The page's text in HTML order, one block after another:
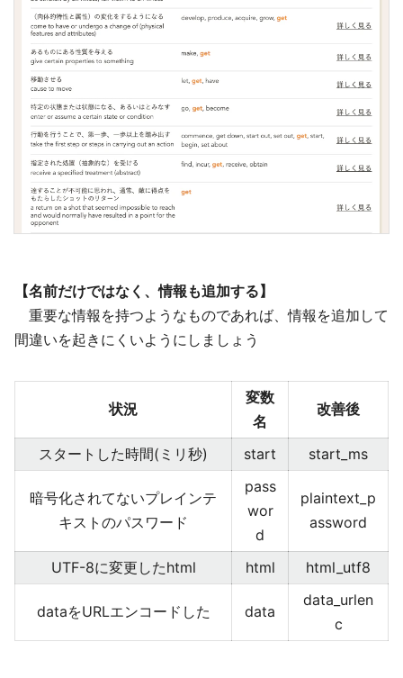
【名前だけではなく、情報も追加する】
重要な情報を持つようなものであれば、情報を追加して
間違いを起きにくいようにしましょう
状況
変数
名
改善後
スタートした時間(ミリ秒) start start_ms
暗号化されてないプレインテ
キストのパスワード
pass
wor
d
plaintext_p
assword
UTF-8に変更したhtml html html_utf8
dataをURLエンコードした data
data_urlen
c